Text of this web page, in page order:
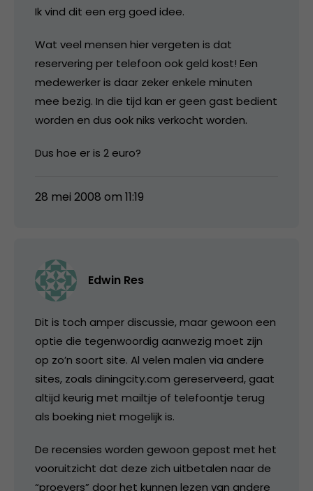
Ik vind dit een erg goed idee.
Wat veel mensen hier vergeten is dat
reservering per telefoon ook geld kost! Een
medewerker is daar zeker enkele minuten
mee bezig. In die tijd kan er geen gast bedient
worden en dus ook niks verkocht worden.
Dus hoe er is 2 euro?
28 mei 2008 om 11:19
Edwin Res
Dit is toch amper discussie, maar gewoon een
optie die tegenwoordig aanwezig moet zijn
op zo’n soort site. Al velen malen via andere
sites, zoals diningcity.com gereserveerd, gaat
altijd keurig met mailtje of telefoontje terug
als boeking niet mogelijk is.
De recensies worden gewoon gepost met het
vooruitzicht dat deze zich uitbetalen naar de
“proevers” door het kunnen lezen van andere